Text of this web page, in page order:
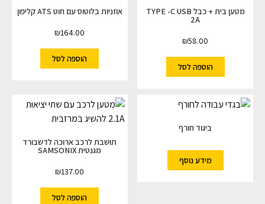
מטען בית + כבל TYPE -C USB
2A
₪58.00
הוספה לסל
אוזניות בלוטוס עם חוט ATS קליפון
₪164.00
הוספה לסל
ביגוד חורף
מידע נוסף
תושבת לרכב ארוכה לדשבורד
מגנטית SAMSONIX
₪137.00
הוספה לסל